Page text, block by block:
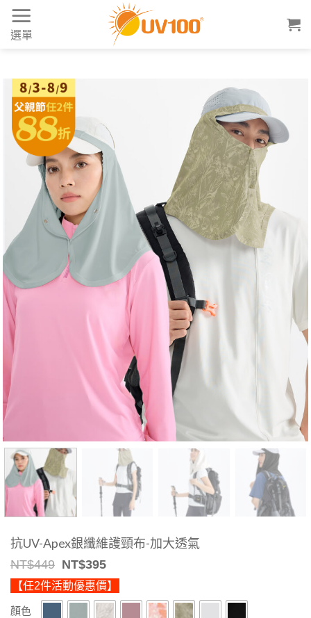
Skip
content
選單
抗UV-Apex銀纖維護頸布-加大透氣
NT$449 Original
price
was:
NT$449.
NT$395Current
price
is:
NT$395.
【任2件活動優惠價】
顏色